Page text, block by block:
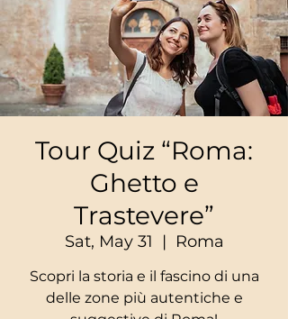
Tour Quiz “Roma:
Ghetto e
Trastevere”
Sat, May 31
  |
Roma
Scopri la storia e il fascino di una
delle zone più autentiche e